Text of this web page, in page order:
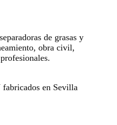
de grasas y
obra civil,
en Sevilla